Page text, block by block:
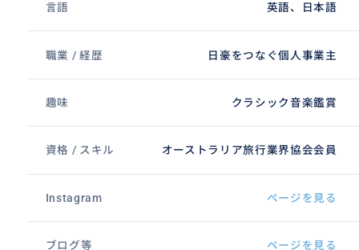
言語 英語、日本語
職業 / 経歴 日豪をつなぐ個人事業主
趣味 クラシック音楽鑑賞
資格 / スキル オーストラリア旅行業界協会会員
Instagram ページを見る
ブログ等 ページを見る